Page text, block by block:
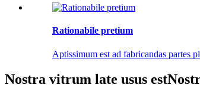
Rationabile pretium
Aptissimum est ad fabricandas partes
Nostra vitrum late usus est